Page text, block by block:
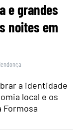
e grandes
noites em
a identidade
local e os
Formosa